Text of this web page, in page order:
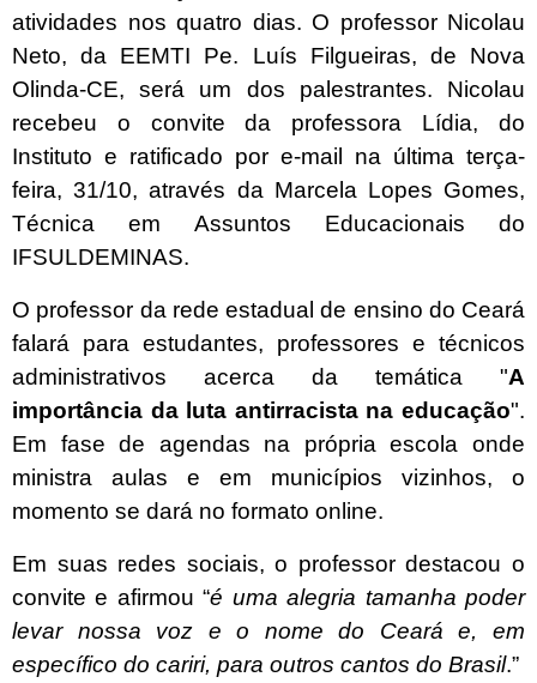
atividades nos quatro dias. O professor Nicolau
Neto, da EEMTI Pe. Luís Filgueiras, de Nova
Olinda-CE, será um dos palestrantes. Nicolau
recebeu o convite da professora Lídia, do
Instituto e ratificado por e-mail na última terça-
feira, 31/10, através da Marcela Lopes Gomes,
Técnica em Assuntos Educacionais do
IFSULDEMINAS.
O professor da rede estadual de ensino do Ceará
falará para estudantes, professores e técnicos
administrativos acerca da temática "A
importância da luta antirracista na educação".
Em fase de agendas na própria escola onde
ministra aulas e em municípios vizinhos, o
momento se dará no formato online.
Em suas redes sociais, o professor destacou o
convite e afirmou “é uma alegria tamanha poder
levar nossa voz e o nome do Ceará e, em
específico do cariri, para outros cantos do Brasil.”